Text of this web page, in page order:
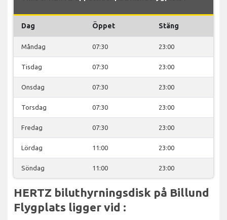
Dag Öppet Stäng
Måndag 07:30 23:00
Tisdag 07:30 23:00
Onsdag 07:30 23:00
Torsdag 07:30 23:00
Fredag 07:30 23:00
Lördag 11:00 23:00
Söndag 11:00 23:00
HERTZ biluthyrningsdisk på Billund
Flygplats ligger vid :